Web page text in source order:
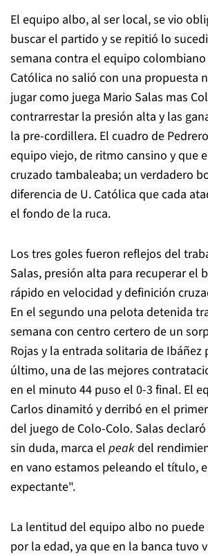
El equipo albo, al ser local, se vio
buscar el partido y se repitió lo
semana contra el equipo colombiano
Católica no salió con una propuesta
jugar como juega Mario Salas mas
contrarrestar la presión alta y las
la pre-cordillera. El cuadro de
equipo viejo, de ritmo cansino y que
cruzado tambaleaba; un verdadero
diferencia de U. Católica que cada
el fondo de la ruca.
Los tres goles fueron reflejos del
Salas, presión alta para recuperar el
rápido en velocidad y definición
En el segundo una pelota detenida
semana con centro certero de un
Rojas y la entrada solitaria de Ibáñez
último, una de las mejores
en el minuto 44 puso el 0-3 final. El
Carlos dinamitó y derribó en el
del juego de Colo-Colo. Salas
sin duda, marca el peakdel
en vano estamos peleando el título,
expectante".
La lentitud del equipo albo no puede
por la edad, ya que en la banca tuvo